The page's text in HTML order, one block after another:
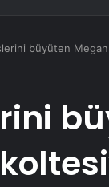
büyüten